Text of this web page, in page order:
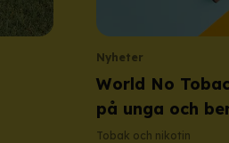
Nyheter
World No
på unga och
Tobak och nikotin